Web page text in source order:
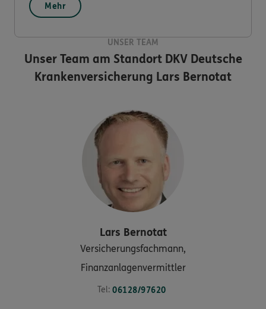
Mehr
UNSER TEAM
Unser Team am StandortDKV Deutsche
Krankenversicherung Lars Bernotat
Lars Bernotat
Versicherungsfachmann,
Finanzanlagenvermittler
Tel: 06128/97620